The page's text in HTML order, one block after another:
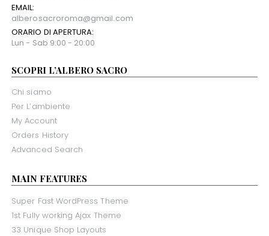
EMAIL:
alberosacroroma@gmail.com
ORARIO DI APERTURA:
Lun - Sab 9:00 - 20:00
SCOPRI L’ALBERO SACRO
Chi siamo
Per L’ambiente
My Account
Orders History
Advanced Search
MAIN FEATURES
Super Fast WordPress Theme
1st Fully working Ajax Theme
33 Unique Shop Layouts